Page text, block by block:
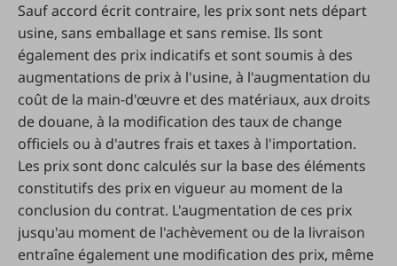
Sauf accord écrit contraire, les prix sont nets départ
usine, sans emballage et sans remise. Ils sont
également des prix indicatifs et sont soumis à des
augmentations de prix à l'usine, à l'augmentation du
coût de la main-d'œuvre et des matériaux, aux droits
de douane, à la modification des taux de change
officiels ou à d'autres frais et taxes à l'importation.
Les prix sont donc calculés sur la base des éléments
constitutifs des prix en vigueur au moment de la
conclusion du contrat. L'augmentation de ces prix
jusqu'au moment de l'achèvement ou de la livraison
entraîne également une modification des prix, même